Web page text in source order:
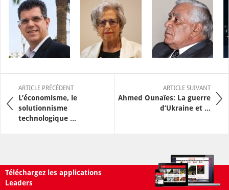
ARTICLE PRÉCÉDENT
L’économisme, le
solutionnisme
technologique ...
ARTICLE SUIVANT
Ahmed Ounaïes: La guerre
d’Ukraine et ...
Téléchargez les applications
Leaders